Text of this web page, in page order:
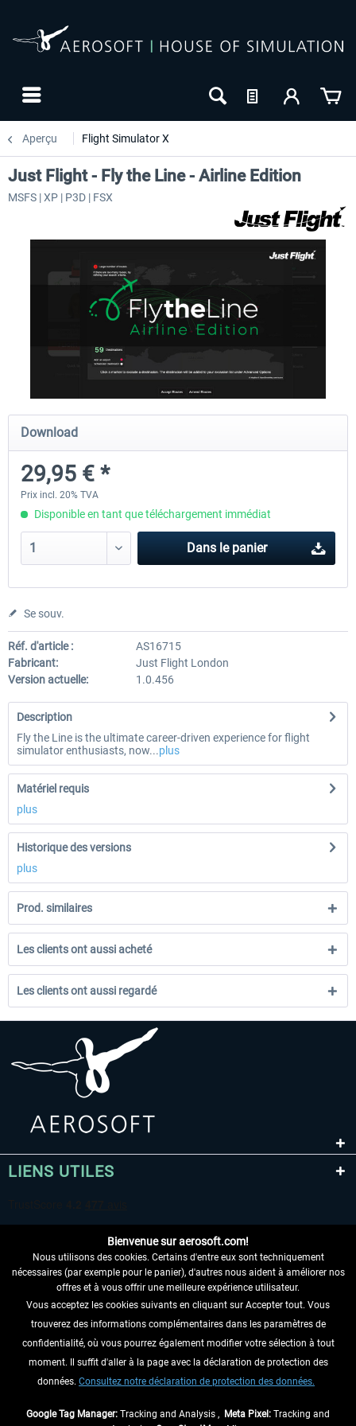
Aperçu Flight Simulator X
Airbus A320/A321
42,69 € *
Airbus Bundle
Just Flight - Fly the Line - Airline Edition
MSFS | XP | P3D | FSX
Download
29,95 € *
Prix incl. 20% TVA
Disponible en tant que téléchargement immédiat
Dans le panier
Se souv.
Réf. d'article :
AS16715
Fabricant:
Just Flight London
Version actuelle:
1.0.456
Description
Fly the Line is the ultimate career-driven experience for flight
simulator enthusiasts, now...plus
Matériel requis
plus
Historique des versions
plus
Prod. similaires
Les clients ont aussi acheté
Les clients ont aussi regardé
LIENS UTILES
RENONCER AU CONTRAT ICI
INFORMATIONS
NE MANQUEZ PAS LES DERNIÈRES
Bienvenue sur aerosoft.com!
Nous utilisons des cookies. Certains d'entre eux sont techniquement
nécessaires (par exemple pour le panier), d'autres nous aident à améliorer nos
offres et à vous offrir une meilleure expérience utilisateur.
Vous acceptez les cookies suivants en cliquant sur Accepter tout. Vous
trouverez des informations complémentaires dans les paramètres de
confidentialité, où vous pourrez également modifier votre sélection à tout
moment. Il suffit d'aller à la page avec la déclaration de protection des
données. Consultez notre déclaration de protection des données.
Google Tag Manager: Tracking and Analysis , Meta Pixel: Tracking and